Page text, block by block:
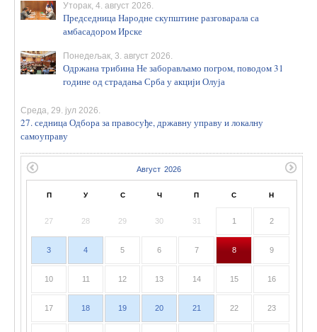
Уторак, 4. август 2026.
Председница Народне скупштине разговарала са
амбасадором Ирске
Понедељак, 3. август 2026.
Одржана трибина Не заборављамо погром, поводом 31
године од страдања Срба у акцији Олуја
Среда, 29. јул 2026.
27. седница Одбора за правосуђе, државну управу и локалну
самоуправу
П У С Ч П С Н
27 28 29 30 31 1 2
3 4 5 6 7 8 9
10 11 12 13 14 15 16
17 18 19 20 21 22 23